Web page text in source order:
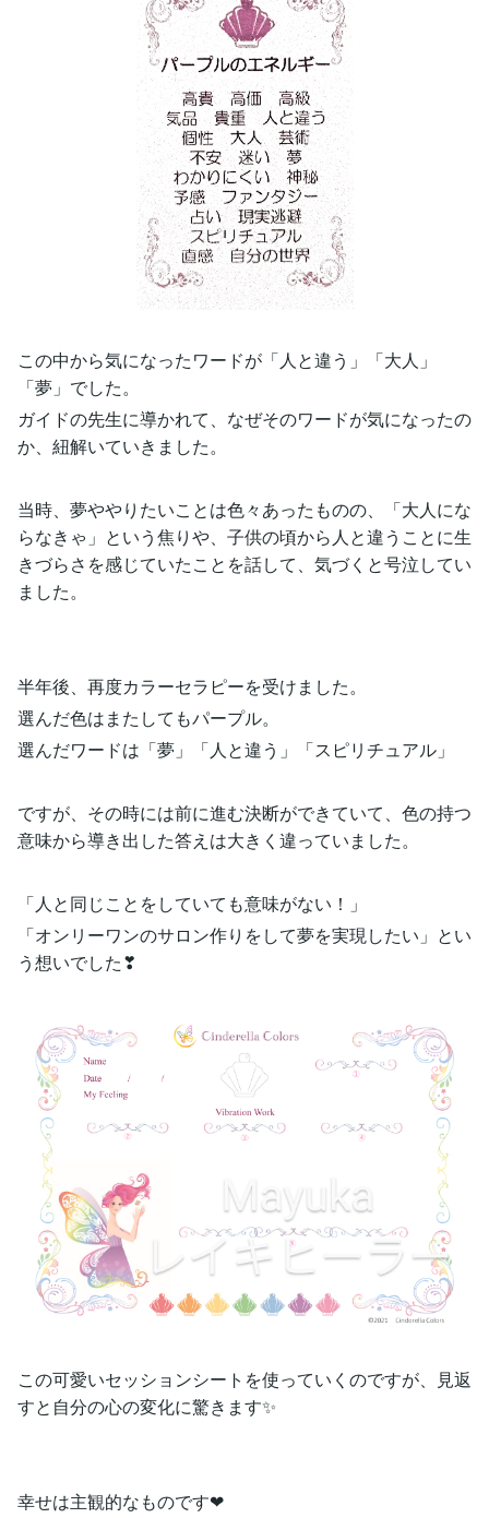
この中から気になったワードが「人と違う」「大人」
「夢」でした。
ガイドの先生に導かれて、なぜそのワードが気になったの
か、紐解いていきました。
当時、夢ややりたいことは色々あったものの、「大人にな
らなきゃ」という焦りや、子供の頃から人と違うことに生
きづらさを感じていたことを話して、気づくと号泣してい
ました。
半年後、再度カラーセラピーを受けました。
選んだ色はまたしてもパープル。
選んだワードは「夢」「人と違う」「スピリチュアル」
ですが、その時には前に進む決断ができていて、色の持つ
意味から導き出した答えは大きく違っていました。
「人と同じことをしていても意味がない！」
「オンリーワンのサロン作りをして夢を実現したい」とい
う想いでした❣
この可愛いセッションシートを使っていくのですが、見返
すと自分の心の変化に驚きます✨
幸せは主観的なものです❤